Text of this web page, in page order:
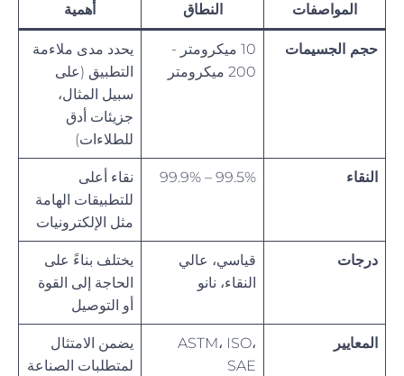
المواصفات النطاق أهمية
حجم الجسيمات
10 ميكرومتر -
200 ميكرومتر
يحدد مدى ملاءمة
التطبيق (على
سبيل المثال،
جزيئات أدق
للطلاءات)
النقاء 99.5% – 99.9%
نقاء أعلى
للتطبيقات الهامة
مثل الإلكترونيات
درجات
قياسي، عالي
النقاء، نانو
يختلف بناءً على
الحاجة إلى القوة
أو التوصيل
المعايير
ASTM، ISO،
SAE
يضمن الامتثال
لمتطلبات الصناعة